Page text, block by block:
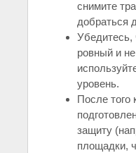
снимите
добраться
Убедитесь,
ровный и
уровень.
После того
защиту
площадки,